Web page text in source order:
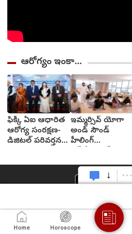
ఆరోగ్యం ఇంకా...
ఫిక్కీ ఏఐ ఆధారిత
ఆరోగ్య సంరక్షణ-
డిజిటల్ పరివర్తన
ఇమ్మర్సివ్ యోగా
అండ్ సౌండ్
హీలింగ్
ఇమ్మర్సా ముందస్తు
ఆవిష్కరణ
Home Horoscope